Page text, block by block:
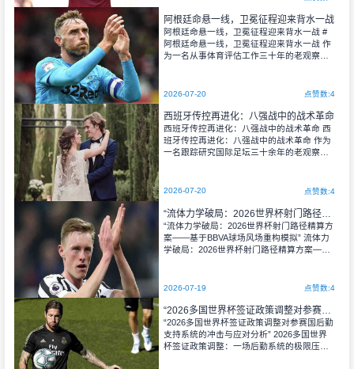
阿根廷命悬一线，卫冕征程迎来背水一战
阿根廷命悬一线，卫冕征程迎来背水一战 #
阿根廷命悬一线，卫冕征程迎来背水一战 作
为一名从事体育评估工作三十年的老观察
的是一种难以言说的复杂情感。 时间回到
2026-07-20 点赞数:4
西班牙传控再进化：八强战中的战术革命
西班牙传控再进化：八强战中的战术革命 西
班牙传控再进化：八强战中的战术革命 作为
一名跟踪研究国际足坛三十余年的老观察
长传冲吊到德国的钢铁意志——但没有任何
2026-07-20 点赞数:4
“流体力学破局：2026世界杯射门路径精算方案——基于BBVA球场风场重构模拟”
“流体力学破局：2026世界杯射门路径精算方
案——基于BBVA球场风场重构模拟” 流体力
学破局：2026世界杯射门路径精算方案——
术的迭代、战术的革新，甚至规则的重塑。
2026-07-19 点赞数:4
“2026多国世界杯签证政策调整对参赛国后勤支持系统的冲击与应对分析”
“2026多国世界杯签证政策调整对参赛国后勤
支持系统的冲击与应对分析” 2026多国世界
杯签证政策调整：一场后勤系统的极限压力